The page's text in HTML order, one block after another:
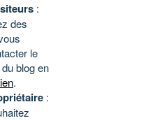
:
des
le
blog en
.
: